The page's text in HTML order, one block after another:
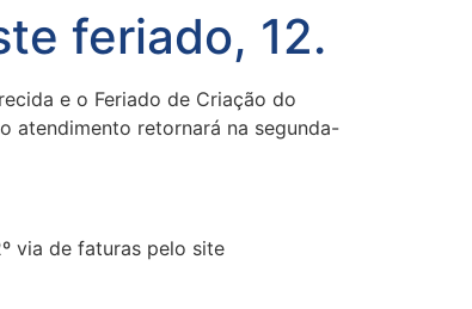
feriado, 12.
e o Feriado de Criação do
atendimento retornará na segunda-
via de faturas pelo site